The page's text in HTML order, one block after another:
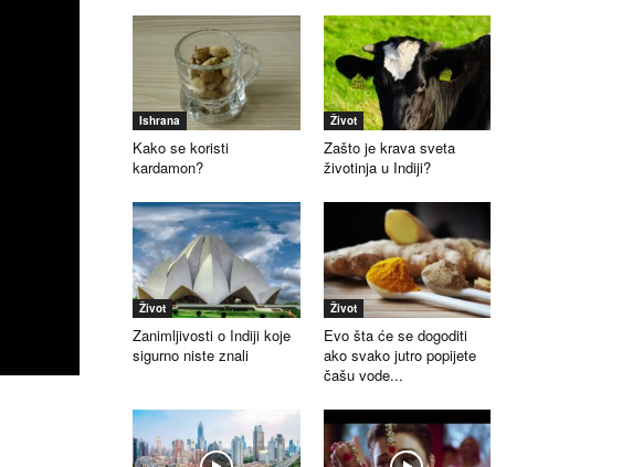
Ishrana
Kako se koristi
kardamon?
Život
Zašto je krava sveta
životinja u Indiji?
Život
Zanimljivosti o Indiji koje
sigurno niste znali
Život
Evo šta će se dogoditi
ako svako jutro popijete
čašu vode...